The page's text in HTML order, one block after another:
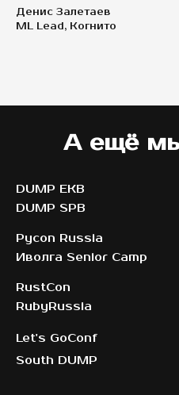
Денис Залетаев
ML Lead, Когнито
А ещё
DUMP EKB
DUMP SPB
Pycon Russia
Иволга Senior Camp
RustCon
RubyRussia
Let's GoConf
South DUMP